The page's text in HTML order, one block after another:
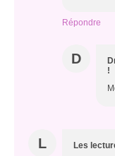
Répondre
D
!
L Les